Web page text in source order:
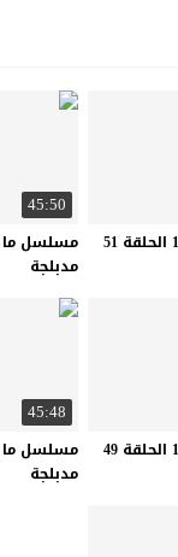
45:50
مسلسل ما زلت في
مدبلجة
45:48
مسلسل ما زلت في
مدبلجة